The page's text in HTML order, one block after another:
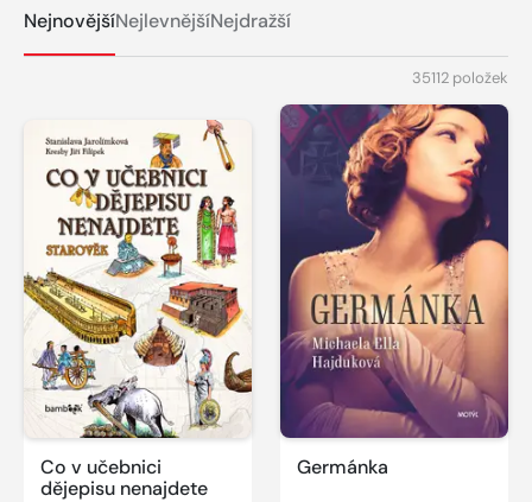
NejnovějšíNejlevnějšíNejdražší
35112 položek
Co v učebnici
dějepisu nenajdete
Germánka